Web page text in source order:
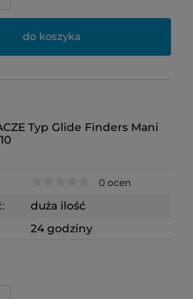
do koszyka
Typ Glide Finders Mani
0 ocen
duża ilość
24 godziny